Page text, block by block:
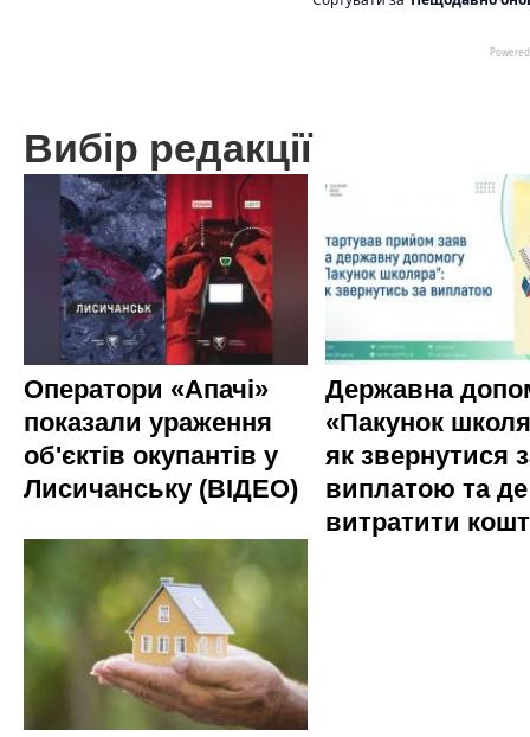
Вибір редакції
Оператори «Апачі»
показали ураження
об'єктів окупантів у
Лисичанську (ВІДЕО)
Державна
«Пакунок
як звернутися
виплатою та де
витратити